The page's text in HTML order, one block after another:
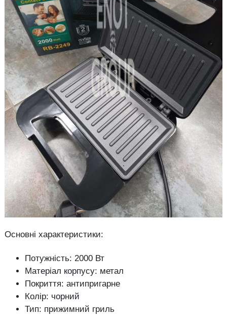
Основні характеристики:
Потужність: 2000 Вт
Матеріал корпусу: метал
Покриття: антипригарне
Колір: чорний
Тип: прижимний гриль